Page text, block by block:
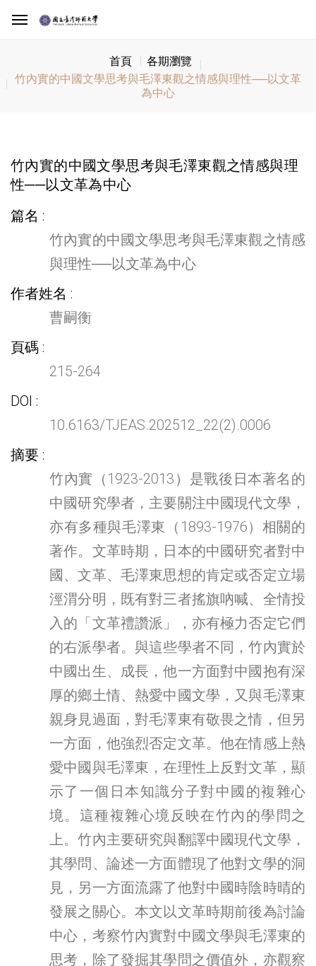
首頁
各期瀏覽
竹內實的中國文學思考與毛澤東觀之情感與理性──以文革
為中心
竹內實的中國文學思考與毛澤東觀之情感與理
性──以文革為中心
篇名
竹內實的中國文學思考與毛澤東觀之情感
與理性──以文革為中心
作者姓名
曹嗣衡
頁碼
215-264
DOI
10.6163/TJEAS.202512_22(2).0006
摘要
竹內實（1923-2013）是戰後日本著名的
中國研究學者，主要關注中國現代文學，
亦有多種與毛澤東（1893-1976）相關的
著作。文革時期，日本的中國研究者對中
國、文革、毛澤東思想的肯定或否定立場
涇渭分明，既有對三者搖旗吶喊、全情投
入的「文革禮讚派」，亦有極力否定它們
的右派學者。與這些學者不同，竹內實於
中國出生、成長，他一方面對中國抱有深
厚的鄉土情、熱愛中國文學，又與毛澤東
親身見過面，對毛澤東有敬畏之情，但另
一方面，他強烈否定文革。他在情感上熱
愛中國與毛澤東，在理性上反對文革，顯
示了一個日本知識分子對中國的複雜心
境。這種複雜心境反映在竹內的學問之
上。竹內主要研究與翻譯中國現代文學，
其學問、論述一方面體現了他對文學的洞
見，另一方面流露了他對中國時陰時晴的
發展之關心。本文以文革時期前後為討論
中心，考察竹內實對中國文學與毛澤東的
思考，除了發掘其學問之價值外，亦觀察